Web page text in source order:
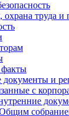
охрана труда
документы и
с